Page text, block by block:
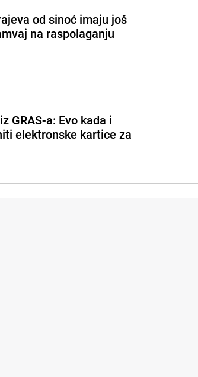
od sinoć imaju još
na raspolaganju
GRAS-a: Evo kada i
elektronske kartice za